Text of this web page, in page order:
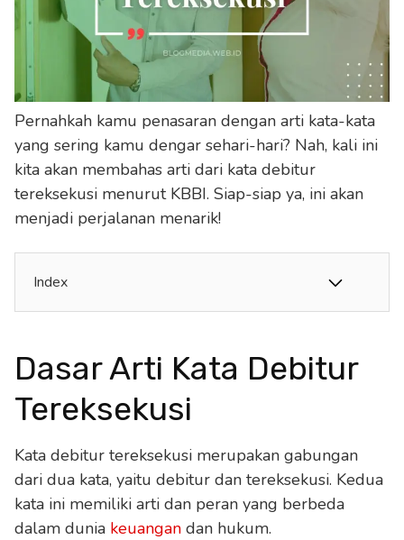
Pernahkah kamu penasaran dengan arti kata-kata
yang sering kamu dengar sehari-hari? Nah, kali ini
kita akan membahas arti dari kata debitur
tereksekusi menurut KBBI. Siap-siap ya, ini akan
menjadi perjalanan menarik!
Index
Dasar Arti Kata Debitur
Tereksekusi
Kata debitur tereksekusi merupakan gabungan
dari dua kata, yaitu debitur dan tereksekusi. Kedua
kata ini memiliki arti dan peran yang berbeda
dalam dunia keuangan dan hukum.